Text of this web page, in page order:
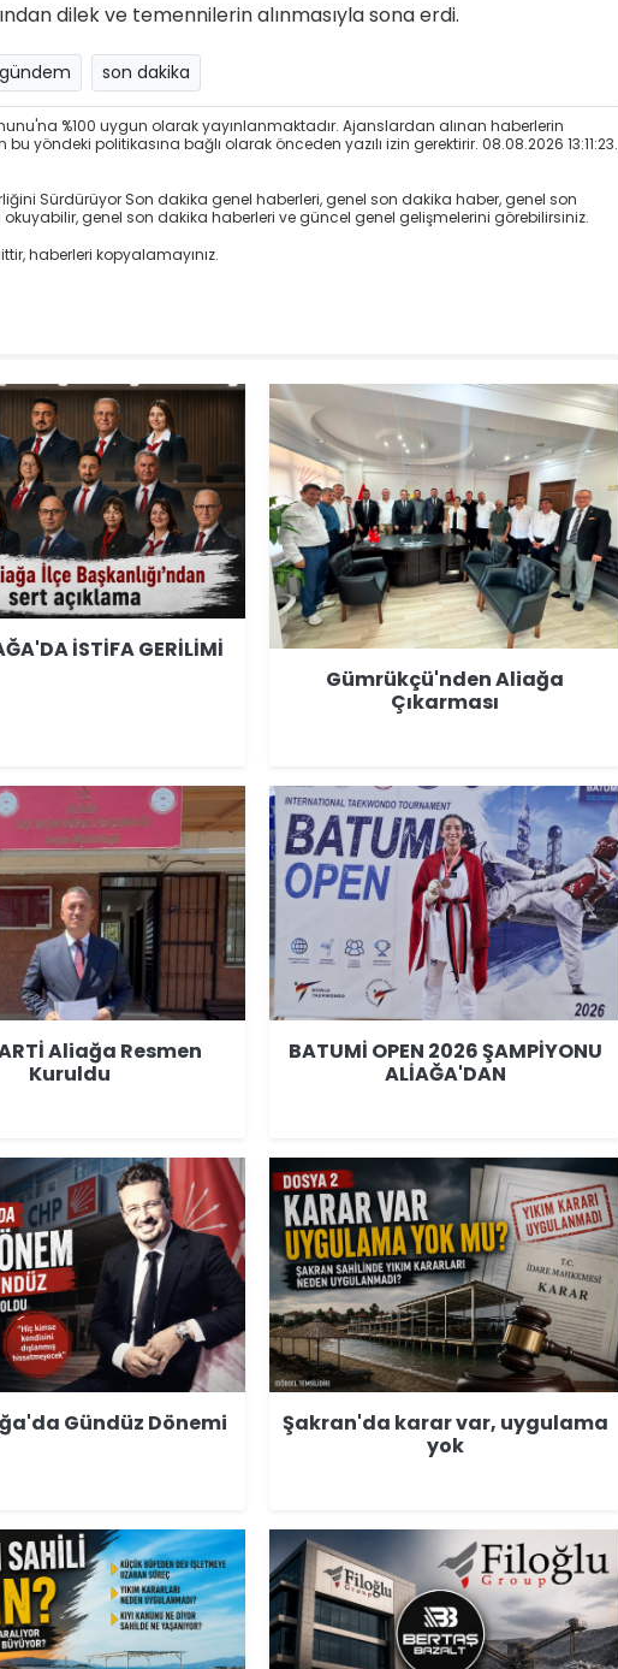
dilek ve temennilerin alınmasıyla sona erdi.
gündem son dakika
%100 uygun olarak yayınlanmaktadır. Ajanslardan alınan haberlerin
yöndeki politikasına bağlı olarak önceden yazılı izin gerektirir. 08.08.2026 13:11:23.
Sürdürüyor Son dakika genel haberleri, genel son dakika haber, genel son
genel son dakika haberleri ve güncel genel gelişmelerini görebilirsiniz.
haberleri kopyalamayınız.
İSTİFA GERİLİMİ
Gümrükçü'nden Aliağa
Çıkarması
Aliağa Resmen
Kuruldu
BATUMİ OPEN 2026 ŞAMPİYONU
ALİAĞA'DAN
Gündüz Dönemi
Şakran'da karar var, uygulama
yok